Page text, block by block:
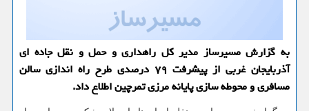
به گزارش مسیرساز مدیر كل راهداری و حمل و نقل جاده ای
آذربایجان غربی از پیشرفت ۷۹ درصدی طرح راه اندازی سالن
مسافری و محوطه سازی پایانه مرزی تمرچین اطلاع داد.